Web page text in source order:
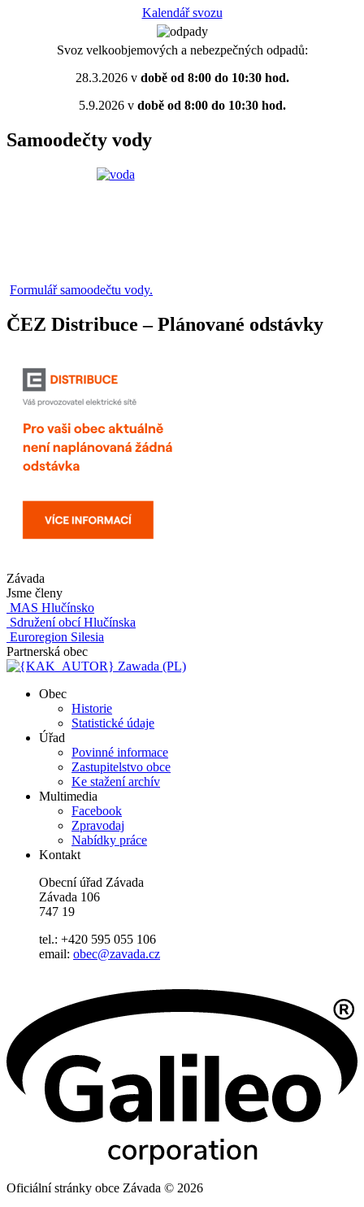
Kalendář svozu
Svoz velkoobjemových a nebezpečných odpadů:
28.3.2026 vdobě od 8:00 do 10:30 hod.
5.9.2026 vdobě od 8:00 do 10:30 hod.
Samoodečty vody
Formulář samoodečtu vody.
ČEZ Distribuce – Plánované odstávky
Závada
Jsme členy
MAS Hlučínsko
Sdružení obcí Hlučínska
Euroregion Silesia
Partnerská obec
Zawada (PL)
Obec
Historie
Statistické údaje
Úřad
Povinné informace
Zastupitelstvo obce
Ke stažení archív
Multimedia
Facebook
Zpravodaj
Nabídky práce
Kontakt
Obecní úřad Závada
Závada 106
747 19
tel.: +420 595 055 106
email: obec@zavada.cz
Oficiální stránky obce Závada © 2026